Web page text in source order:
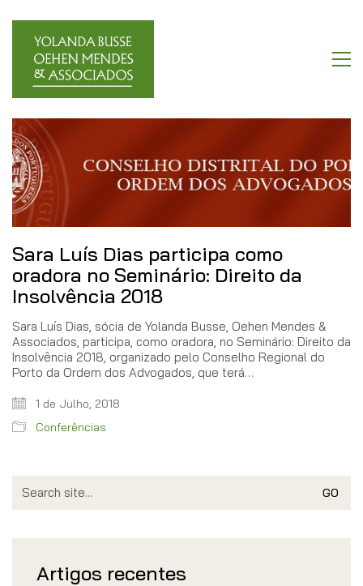
Sara Luís Dias participa como
oradora no Seminário: Direito da
Insolvência 2018
Sara Luís Dias, sócia de Yolanda Busse, Oehen Mendes &
Associados, participa, como oradora, no Seminário: Direito da
Insolvência 2018, organizado pelo Conselho Regional do
Porto da Ordem dos Advogados, que terá…
1 de Julho, 2018
Conferências
for:
Artigos recentes